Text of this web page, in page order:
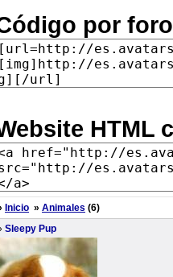
por
HTML
Inicio » Animales (6)
Sleepy Pup